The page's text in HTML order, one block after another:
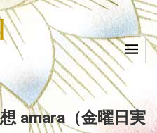
amara（金曜日実